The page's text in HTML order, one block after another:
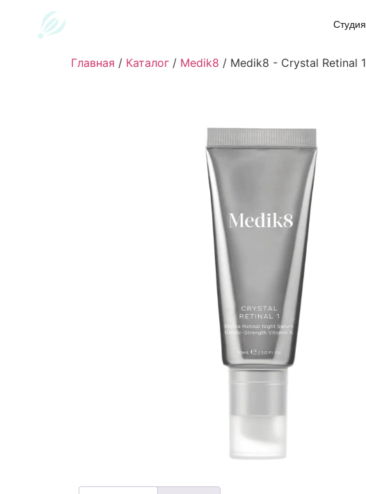
Студия
Главная / Каталог / Medik8 / Medik8 - Crystal Retinal 1